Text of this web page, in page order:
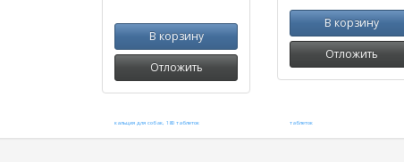
В корзину
Отложить
В корзину
Отложить